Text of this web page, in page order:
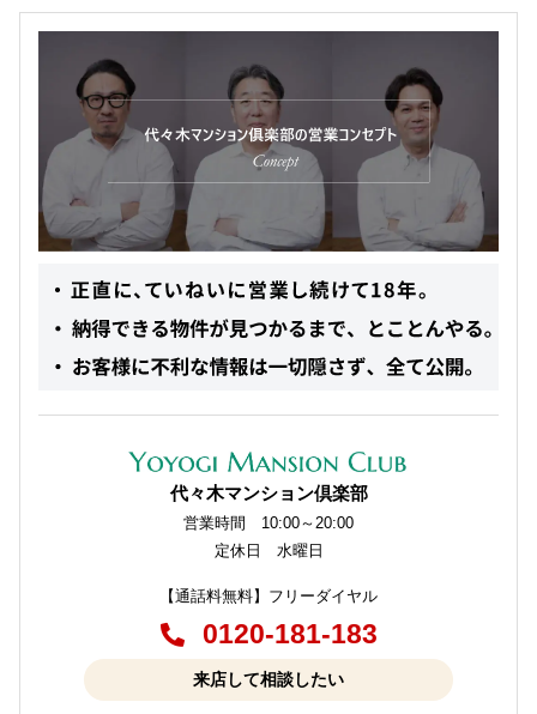
代々木マンション倶楽部
営業時間 10:00～20:00
定休日 水曜日
【通話料無料】フリーダイヤル
0120-181-183
来店して相談したい